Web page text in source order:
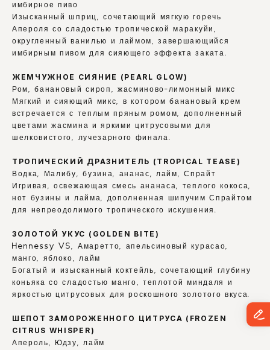
имбирное пиво
Изысканный шприц, сочетающий мягкую горечь
Апероля со сладостью тропической маракуйи,
округленный ванилью и лаймом, завершающийся
имбирным пивом для сияющего эффекта заката.
ЖЕМЧУЖНОЕ СИЯНИЕ (PEARL GLOW)
Ром, банановый сироп, жасминово-лимонный микс
Мягкий и сияющий микс, в котором банановый крем
встречается с теплым пряным ромом, дополненный
цветами жасмина и яркими цитрусовыми для
шелковистого, лучезарного финала.
ТРОПИЧЕСКИЙ ДРАЗНИТЕЛЬ (TROPICAL TEASE)
Водка, Малибу, бузина, ананас, лайм, Спрайт
Игривая, освежающая смесь ананаса, теплого кокоса,
нот бузины и лайма, дополненная шипучим Спрайтом
для непреодолимого тропического искушения.
ЗОЛОТОЙ УКУС (GOLDEN BITE)
Hennessy VS, Амаретто, апельсиновый курасао,
манго, яблоко, лайм
Богатый и изысканный коктейль, сочетающий глубину
коньяка со сладостью манго, теплотой миндаля и
яркостью цитрусовых для роскошного золотого вкуса.
ШЕПОТ ЗАМОРОЖЕННОГО ЦИТРУСА (FROZEN
CITRUS WHISPER)
Апероль, Юдзу, лайм